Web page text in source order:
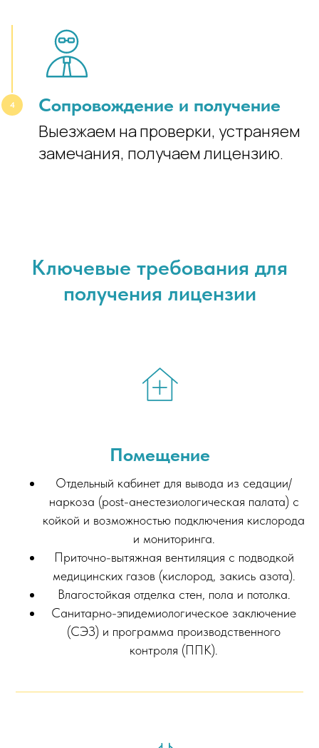
Сопровождение и получение
Выезжаем на проверки, устраняем
замечания, получаем лицензию.
Ключевые требования для
получения лицензии
Помещение
Отдельный кабинет для вывода из седации/
наркоза (post-анестезиологическая палата) с
койкой и возможностью подключения кислорода
и мониторинга.
Приточно-вытяжная вентиляция с подводкой
медицинских газов (кислород, закись азота).
Влагостойкая отделка стен, пола и потолка.
Санитарно-эпидемиологическое заключение
(СЭЗ) и программа производственного
контроля (ППК).